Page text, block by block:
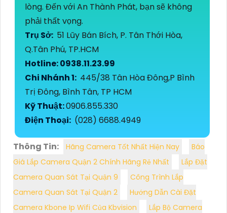
lòng. Đến với An Thành Phát, bạn sẽ không
phải thất vọng.
Trụ Sở: 51 Lũy Bán Bích, P. Tân Thới Hòa,
Q.Tân Phú, TP.HCM
Hotline: 0938.11.23.99
Chi Nhánh 1: 445/38 Tân Hòa Đông,P Bình
Trị Đông, Bình Tân, TP HCM
Kỹ Thuật:0906.855.330
Điện Thoại: (028) 6688.4949
Thông Tin: Hãng Camera Tốt Nhất Hiện Nay
Báo
Giá Lắp Camera Quận 2 Chính Hãng Rẻ Nhất
Lắp Đặt
Camera Quan Sát Tại Quận 9
Công Trình Lắp
Camera Quan Sát Tại Quận 2
Hướng Dẫn Cài Đặt
Camera Kbone Ip Wifi Của Kbvision
Lắp Bộ Camera